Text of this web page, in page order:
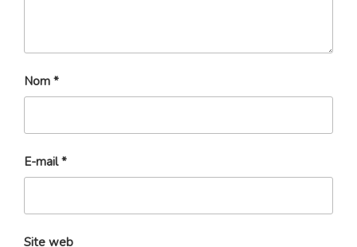
Nom *
E-mail*
Site web